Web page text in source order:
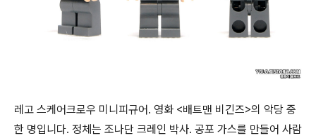
레고 스케어크로우 미니피규어. 영화 <배트맨 비긴즈>의 악당 중
한 명입니다. 정체는 조나단 크레인 박사. 공포 가스를 만들어 사람